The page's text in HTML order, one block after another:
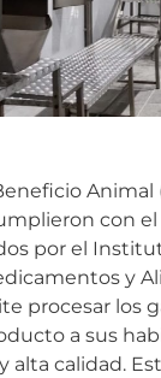
Animal
con el
por el
y
procesar los
a sus
alta calidad.